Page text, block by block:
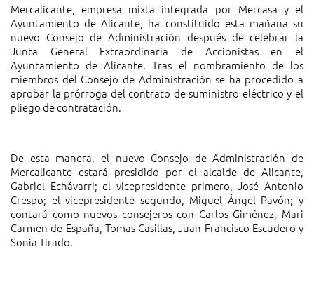
Mercalicante, empresa mixta integrada por Mercasa y el
Ayuntamiento de Alicante, ha constituido esta mañana su
nuevo Consejo de Administración después de celebrar la
Junta General Extraordinaria de Accionistas en el
Ayuntamiento de Alicante. Tras el nombramiento de los
miembros del Consejo de Administración se ha procedido a
aprobar la prórroga del contrato de suministro eléctrico y el
pliego de contratación.
De esta manera, el nuevo Consejo de Administración de
Mercalicante estará presidido por el alcalde de Alicante,
Gabriel Echávarri; el vicepresidente primero, José Antonio
Crespo; el vicepresidente segundo, Miguel Ángel Pavón; y
contará como nuevos consejeros con Carlos Giménez, Mari
Carmen de España, Tomas Casillas, Juan Francisco Escudero y
Sonia Tirado.